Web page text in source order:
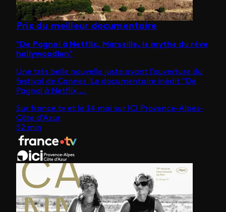
Prix du meilleur documentaire
"De Pagnol à Netflix, Marseille, le mythe du rêve
hollywoodien"
Une très belle nouvelle juste avant l'ouverture du
festival de Cannes !Le documentaire inédit "De
Pagnol à Netflix,...
Sur france.tv et le 14 mai sur ICI Provence-Alpes-
Côte d'Azur
52 min